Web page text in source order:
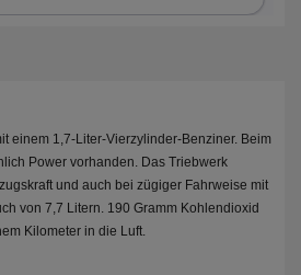
einem 1,7-Liter-Vierzylinder-Benziner. Beim
Power vorhanden. Das Triebwerk
und auch bei zügiger Fahrweise mit
von 7,7 Litern. 190 Gramm Kohlendioxid
Kilometer in die Luft.